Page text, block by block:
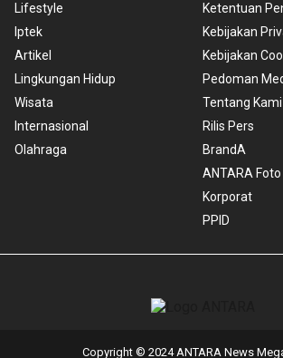
Lifestyle
Iptek
Artikel
Lingkungan Hidup
Wisata
Internasional
Olahraga
Ketentuan
Kebijakan
Kebijakan
Pedoman
Tentang Kami
Rilis Pers
BrandA
ANTARA Foto
Korporat
PPID
Copyright © 2024 ANTARA News